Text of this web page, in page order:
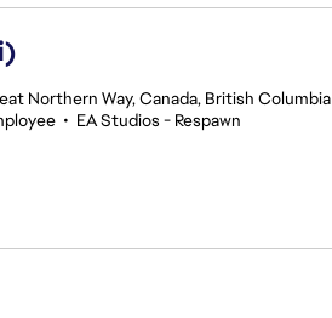
Northern Way, Canada, British Columbia
• EA Studios - Respawn